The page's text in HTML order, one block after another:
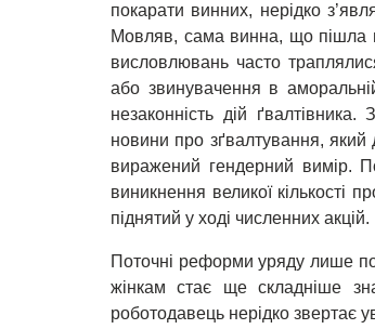
покарати винних, нерідко
Мовляв, сама винна, що пішла
висловлювань часто
або звинувачення в
незаконність дій
новини про зґвалтування, який
виражений гендерний вимір.
виникнення великої кількості
піднятий у ході численних акцій.
Поточні реформи уряду лише
жінкам стає ще складніше
роботодавець нерідко звертає